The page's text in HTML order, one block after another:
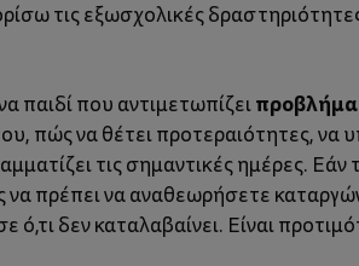
τις εξωσχολικές
παιδί που αντιμετωπίζει
πώς να θέτει προτεραιότητες, να
τις σημαντικές ημέρες.
πρέπει να αναθεωρήσετε
δεν καταλαβαίνει. Είναι